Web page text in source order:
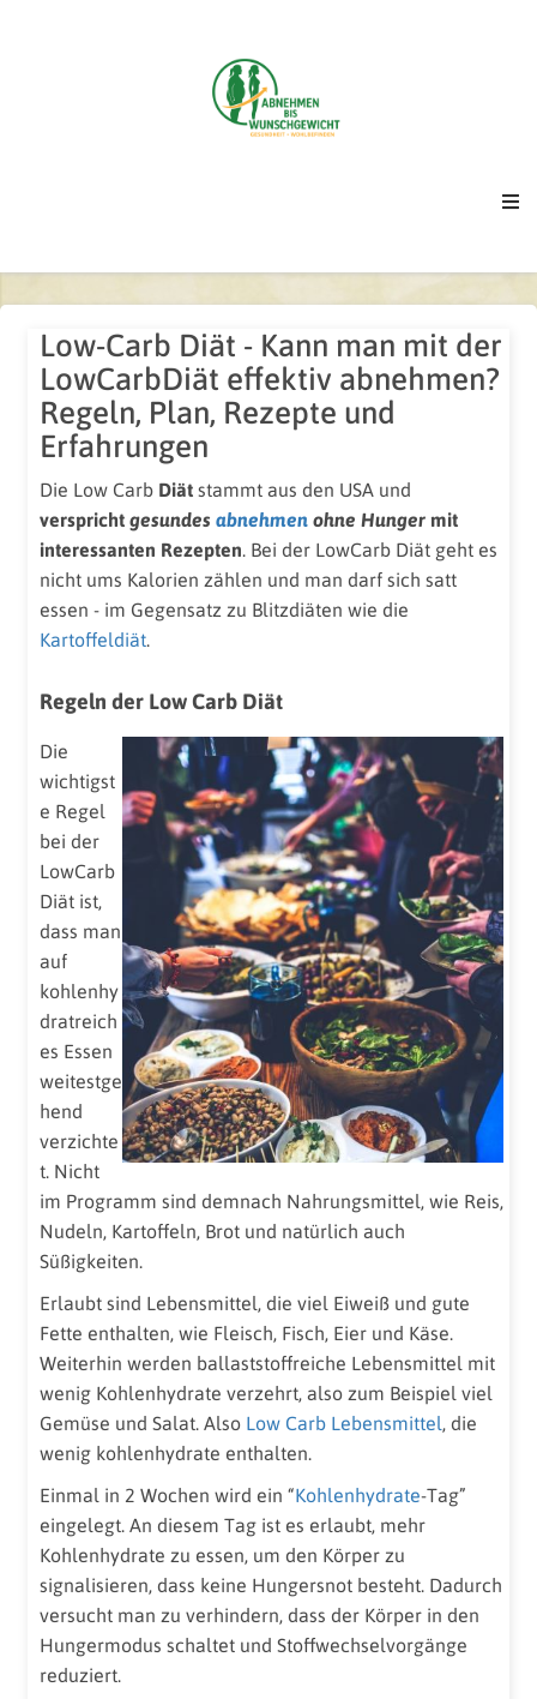
Low-Carb Diät - Kann man mit der
LowCarbDiät effektiv abnehmen?
Regeln, Plan, Rezepte und
Erfahrungen
Die Low Carb Diät stammt aus den USA und
verspricht gesundes abnehmen ohne Hunger mit
interessanten Rezepten. Bei der LowCarb Diät geht es
nicht ums Kalorien zählen und man darf sich satt
essen - im Gegensatz zu Blitzdiäten wie die
Kartoffeldiät.
Regeln der Low Carb Diät
Die
wichtigst
e Regel
bei der
LowCarb
Diät ist,
dass man
auf
kohlenhy
dratreich
es Essen
weitestge
hend
verzichte
t. Nicht
im Programm sind demnach Nahrungsmittel, wie Reis,
Nudeln, Kartoffeln, Brot und natürlich auch
Süßigkeiten.
Erlaubt sind Lebensmittel, die viel Eiweiß und gute
Fette enthalten, wie Fleisch, Fisch, Eier und Käse.
Weiterhin werden ballaststoffreiche Lebensmittel mit
wenig Kohlenhydrate verzehrt, also zum Beispiel viel
Gemüse und Salat. Also Low Carb Lebensmittel, die
wenig kohlenhydrate enthalten.
Einmal in 2 Wochen wird ein “Kohlenhydrate-Tag”
eingelegt. An diesem Tag ist es erlaubt, mehr
Kohlenhydrate zu essen, um den Körper zu
signalisieren, dass keine Hungersnot besteht. Dadurch
versucht man zu verhindern, dass der Körper in den
Hungermodus schaltet und Stoffwechselvorgänge
reduziert.